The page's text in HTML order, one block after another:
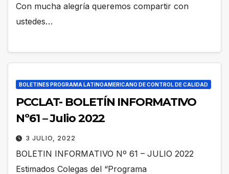
Con mucha alegría queremos compartir con
ustedes…
BOLETINES PROGRAMA LATINOAMERICANO DE CONTROL DE CALIDAD
PCCLAT- BOLETÍN INFORMATIVO
Nº61 – Julio 2022
3 JULIO, 2022
BOLETIN INFORMATIVO Nº 61 – JULIO 2022
Estimados Colegas del “Programa